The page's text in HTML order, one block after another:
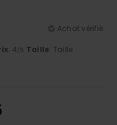
Achat vérifié
: 4/5 Taille: Taille